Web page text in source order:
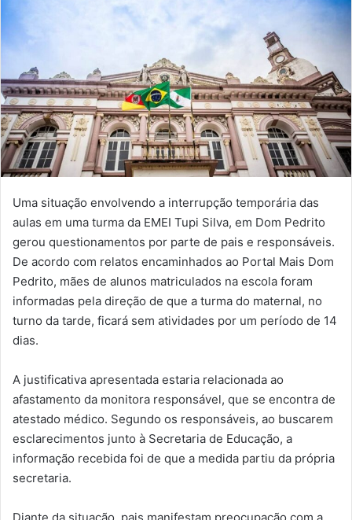
Uma situação envolvendo a interrupção temporária das
aulas em uma turma da EMEI Tupi Silva, em Dom Pedrito
gerou questionamentos por parte de pais e responsáveis.
De acordo com relatos encaminhados ao Portal Mais Dom
Pedrito, mães de alunos matriculados na escola foram
informadas pela direção de que a turma do maternal, no
turno da tarde, ficará sem atividades por um período de 14
dias.
A justificativa apresentada estaria relacionada ao
afastamento da monitora responsável, que se encontra de
atestado médico. Segundo os responsáveis, ao buscarem
esclarecimentos junto à Secretaria de Educação, a
informação recebida foi de que a medida partiu da própria
secretaria.
Diante da situação, pais manifestam preocupação com a